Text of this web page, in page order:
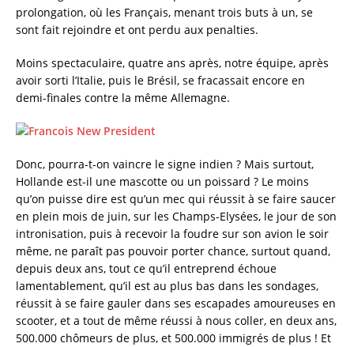
prolongation, où les Français, menant trois buts à un, se
sont fait rejoindre et ont perdu aux penalties.
Moins spectaculaire, quatre ans après, notre équipe, après
avoir sorti l’Italie, puis le Brésil, se fracassait encore en
demi-finales contre la même Allemagne.
Donc, pourra-t-on vaincre le signe indien ? Mais surtout,
Hollande est-il une mascotte ou un poissard ? Le moins
qu’on puisse dire est qu’un mec qui réussit à se faire saucer
en plein mois de juin, sur les Champs-Elysées, le jour de son
intronisation, puis à recevoir la foudre sur son avion le soir
même, ne paraît pas pouvoir porter chance, surtout quand,
depuis deux ans, tout ce qu’il entreprend échoue
lamentablement, qu’il est au plus bas dans les sondages,
réussit à se faire gauler dans ses escapades amoureuses en
scooter, et a tout de même réussi à nous coller, en deux ans,
500.000 chômeurs de plus, et 500.000 immigrés de plus ! Et